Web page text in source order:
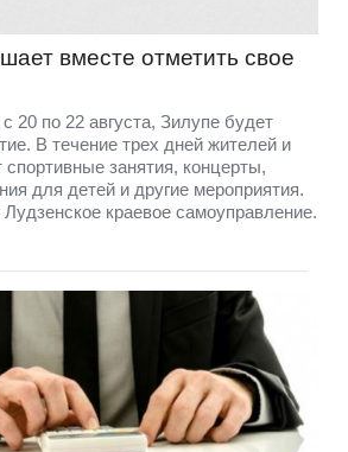
вместе отметить свое
20 по 22 августа, Зилупе будет
В течение трех дней жителей и
спортивные занятия, концерты,
для детей и другие мероприятия.
краевое самоуправление.